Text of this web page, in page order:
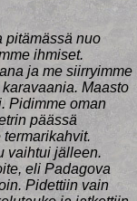
pitämässä nuo
ihmiset.
ja me siirryimme
Maasto
Pidimme oman
päässä
vaihtui jälleen.
eli Padagova
Pidettiin vain